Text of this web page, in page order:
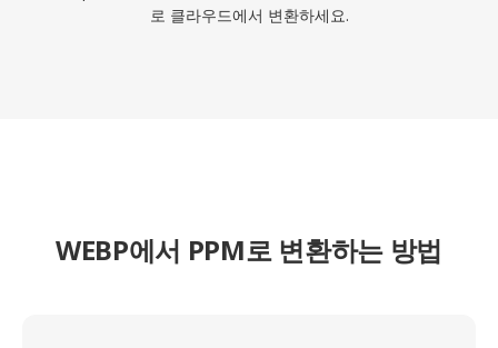
로 클라우드에서 변환하세요.
WEBP에서 PPM로 변환하는 방법